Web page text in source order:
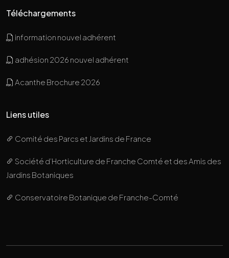
Téléchargements
information nouvel adhérent
adhésion 2026 nouvel adhérent
Acanthe Brochure 2026
Liens utiles
Comité des Parcs et Jardins de France
Société d’Horticulture de Franche Comté et des Amis des
Jardins Botaniques
Conservatoire Botanique de Franche-Comté